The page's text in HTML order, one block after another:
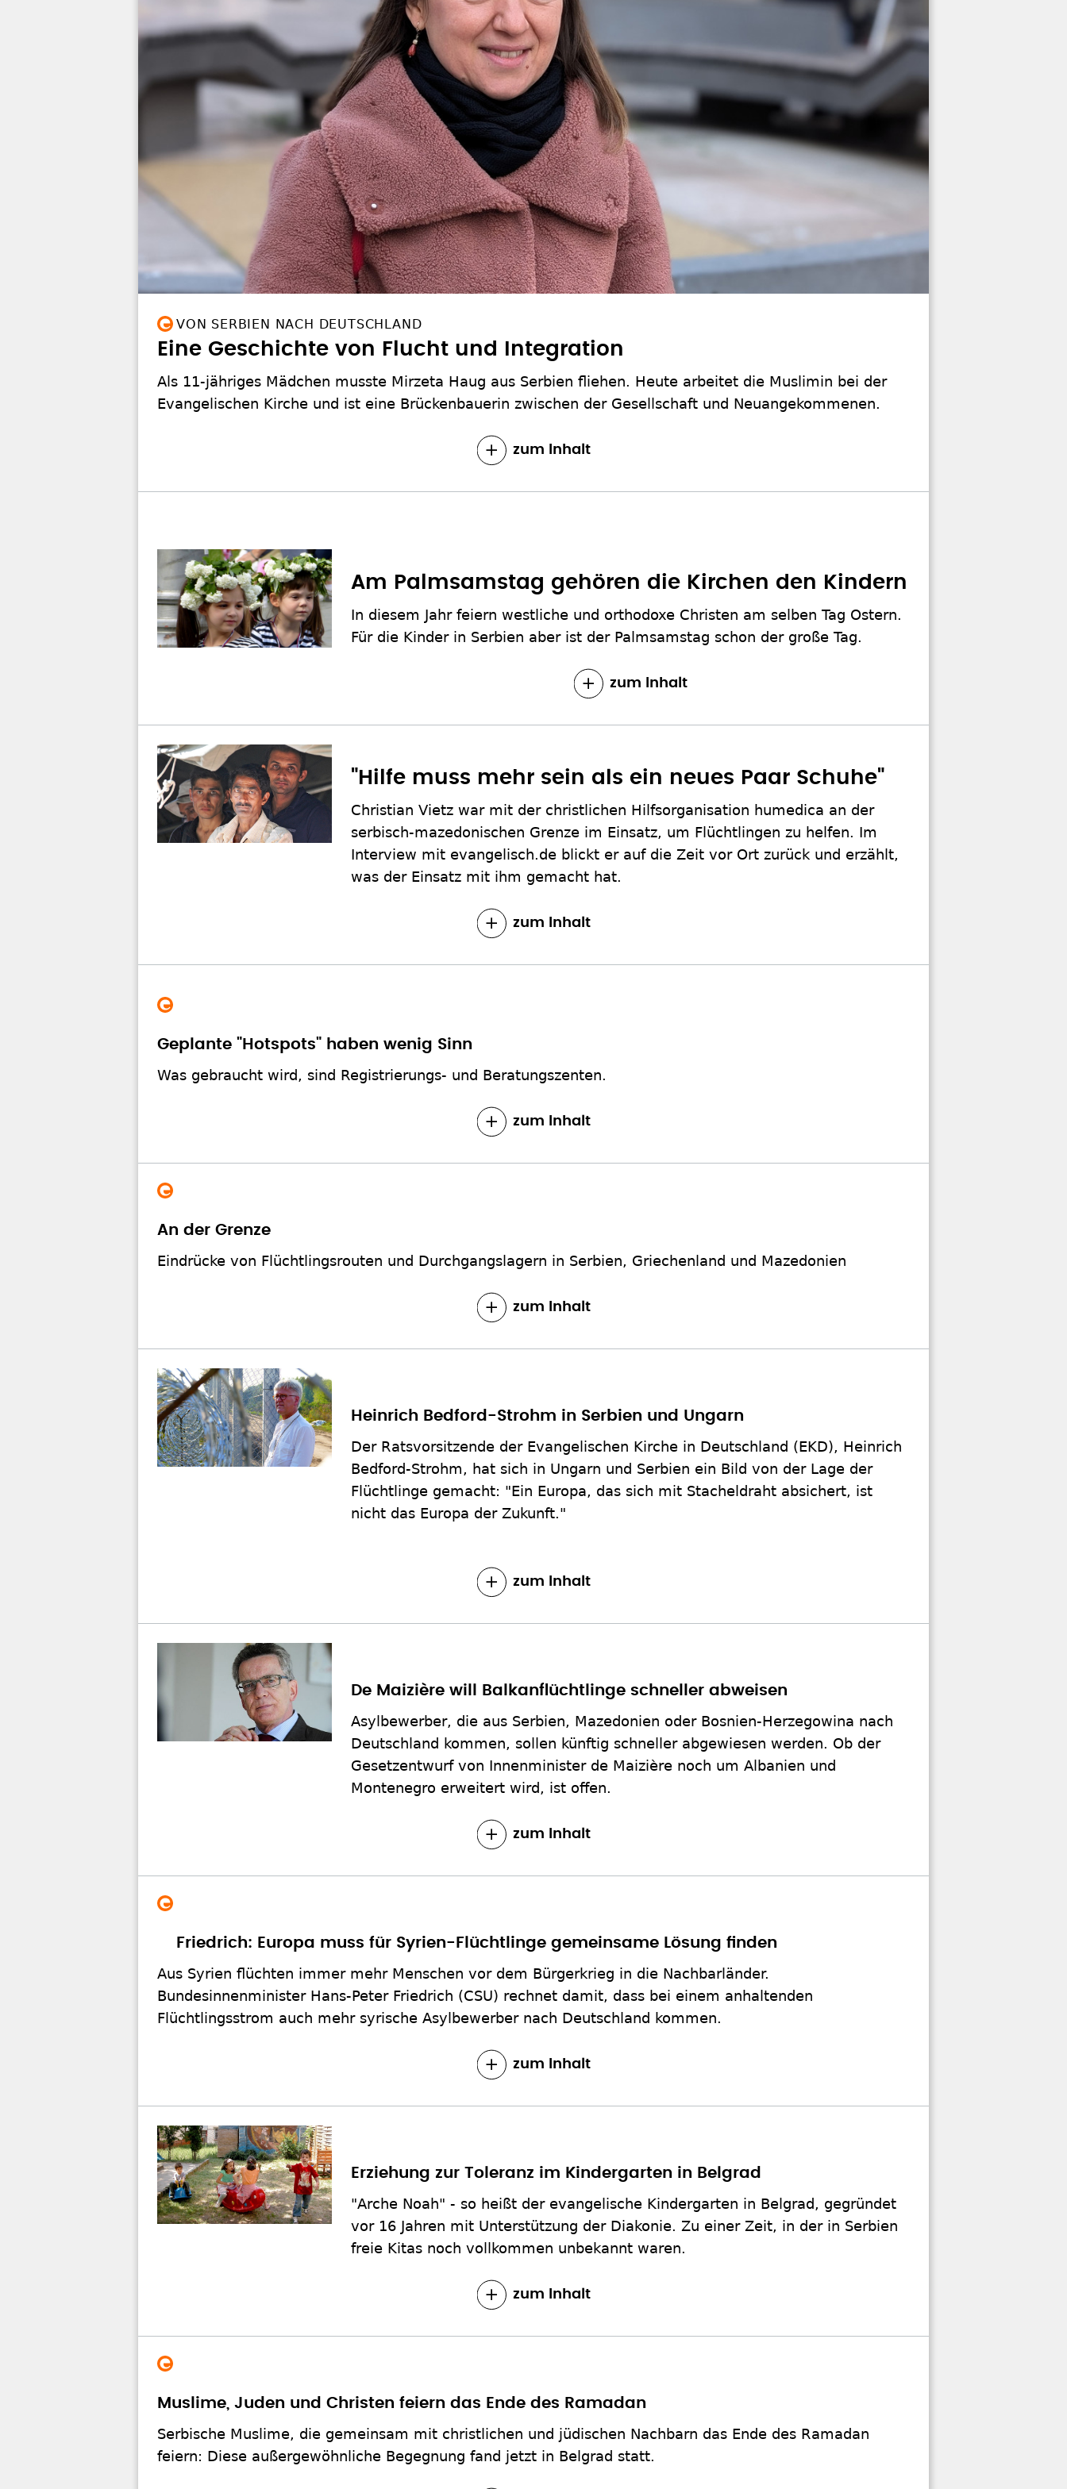
VON SERBIEN NACH DEUTSCHLAND
Eine Geschichte von Flucht und Integration
Als 11-jähriges Mädchen musste Mirzeta Haug aus Serbien fliehen. Heute arbeitet die Muslimin bei der
Evangelischen Kirche und ist eine Brückenbauerin zwischen der Gesellschaft und Neuangekommenen.
zum Inhalt
Am Palmsamstag gehören die Kirchen den Kindern
In diesem Jahr feiern westliche und orthodoxe Christen am selben Tag Ostern.
Für die Kinder in Serbien aber ist der Palmsamstag schon der große Tag.
zum Inhalt
"Hilfe muss mehr sein als ein neues Paar Schuhe"
Christian Vietz war mit der christlichen Hilfsorganisation humedica an der
serbisch-mazedonischen Grenze im Einsatz, um Flüchtlingen zu helfen. Im
Interview mit evangelisch.de blickt er auf die Zeit vor Ort zurück und erzählt,
was der Einsatz mit ihm gemacht hat.
zum Inhalt
Geplante "Hotspots" haben wenig Sinn
Was gebraucht wird, sind Registrierungs- und Beratungszenten.
zum Inhalt
An der Grenze
Eindrücke von Flüchtlingsrouten und Durchgangslagern in Serbien, Griechenland und Mazedonien
zum Inhalt
Heinrich Bedford-Strohm in Serbien und Ungarn
Der Ratsvorsitzende der Evangelischen Kirche in Deutschland (EKD), Heinrich
Bedford-Strohm, hat sich in Ungarn und Serbien ein Bild von der Lage der
Flüchtlinge gemacht: "Ein Europa, das sich mit Stacheldraht absichert, ist
nicht das Europa der Zukunft."
zum Inhalt
De Maizière will Balkanflüchtlinge schneller abweisen
Asylbewerber, die aus Serbien, Mazedonien oder Bosnien-Herzegowina nach
Deutschland kommen, sollen künftig schneller abgewiesen werden. Ob der
Gesetzentwurf von Innenminister de Maizière noch um Albanien und
Montenegro erweitert wird, ist offen.
zum Inhalt
Friedrich: Europa muss für Syrien-Flüchtlinge gemeinsame Lösung finden
Aus Syrien flüchten immer mehr Menschen vor dem Bürgerkrieg in die Nachbarländer.
Bundesinnenminister Hans-Peter Friedrich (CSU) rechnet damit, dass bei einem anhaltenden
Flüchtlingsstrom auch mehr syrische Asylbewerber nach Deutschland kommen.
zum Inhalt
Erziehung zur Toleranz im Kindergarten in Belgrad
"Arche Noah" - so heißt der evangelische Kindergarten in Belgrad, gegründet
vor 16 Jahren mit Unterstützung der Diakonie. Zu einer Zeit, in der in Serbien
freie Kitas noch vollkommen unbekannt waren.
zum Inhalt
Muslime, Juden und Christen feiern das Ende des Ramadan
Serbische Muslime, die gemeinsam mit christlichen und jüdischen Nachbarn das Ende des Ramadan
feiern: Diese außergewöhnliche Begegnung fand jetzt in Belgrad statt.